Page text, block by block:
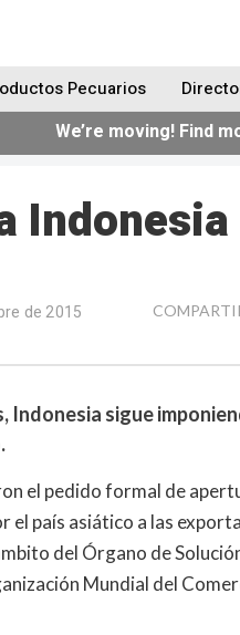
Pecuarios
We’re moving! Find
de 2015
Indonesia sigue
el pedido formal de
país asiático a las
del Órgano de
Mundial del